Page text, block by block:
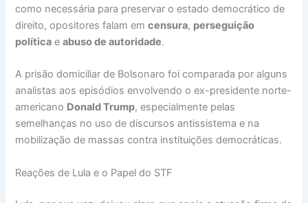
como necessária para preservar o estado democrático de
direito, opositores falam emcensura, perseguição
política eabuso de autoridade.
A prisão domiciliar de Bolsonaro foi comparada por alguns
analistas aos episódios envolvendo o ex-presidente norte-
americano Donald Trump, especialmente pelas
semelhanças no uso de discursos antissistema e na
mobilização de massas contra instituições democráticas.
Reações de Lula e o Papel do STF